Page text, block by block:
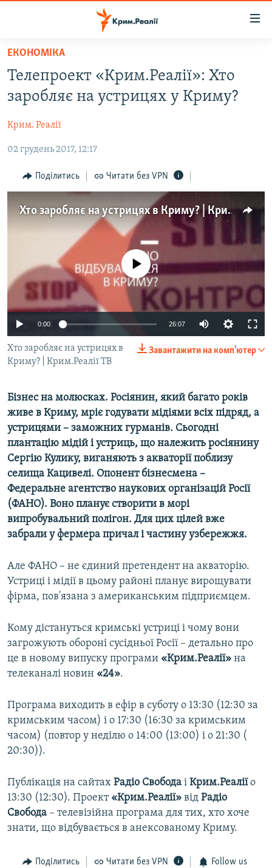
Перейти
основного
матеріалу
Перейти
до
навігації
Перейти
ВОДА.КРИМ
ВІДЕО ТА ФОТО
ПОЛІТИКА
БЛОГИ
ПОГЛЯД
ВСЕ ЗА ДЕНЬ
СПЕЦПРОЕКТИ
ДЕПОРТАЦІЯ
ВІДЕОУРОКИ «ELIFBE»
СВІДЧЕННЯ ОКУПАЦІЇ
УКРАЇНСЬКА ПРОБЛЕМА КРИМУ
ІНФОГРАФІКА
ЯК ОБІЙТИ БЛОКУВАННЯ
Русский
Qırımtatar
ДОЛУЧАЙСЯ!
Усі сайти RFE/RL
ЕКОНОМІКА
Телепроект «Крим.Реалії»: Хто
заробляє на устрицях у Криму?
Крим. Реалії
02 грудень 2017, 12:17
Поділитись Читати без VPN
Хто заробляє на устрицях в Криму? | Крим.Реалії ТВ
No media source currently available
0:00 26:07
Завантажити на комп'ютер
Хто заробляє на устрицях в
Криму? | Крим.Реалії ТВ
Бізнес на молюсках. Росіянин, який багато років
живе в Криму, мріє годувати мідіями всіх підряд, а
устрицями – заможних гурманів. Сьогодні
плантацію мідій і устриць, що належить росіянину
Сергію Кулику, виганяють з акваторії поблизу
селища Кацивелі. Опонент бізнесмена –
Федеральне агентство наукових організацій Росії
(ФАНО). Воно планує створити в морі
випробувальний полігон. Для цих цілей вже
забрали у фермера причал і частину узбережжя.
Але ФАНО – не єдиний претендент на акваторію.
Устриці і мідії в цьому районі планує вирощувати
фірма, пов'язана з американським підприємцем.
Кому дістануться кримські устриці і чому вони
загрожують обороні сусідньої Росії – детально про
це в новому випуску програми «Крим.Реалії» на
телеканалі новин «24».
Програма виходить в ефір в суботу о 13:30 (12:30 за
кримським часом) і о 17:30 (16:30 за кримським
часом) (повтор у неділю о 14:00 (13:00) і о 21:30 (
20:30)).
Публікація на сайтах Радіо Свобода і Крим.Реаліїо
13:30 (12:30). Проект «Крим.Реалії» від Радіо
Свобода – телевізійна програма для тих, хто хоче
знати, що відбувається в анексованому Криму.
Поділитись Читати без VPN Follow us